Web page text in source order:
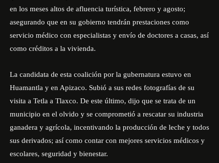
en los meses altos de afluencia turística, febrero y agosto;
asegurando que en su gobierno tendrán prestaciones como
servicio médico con especialistas y envío de doctores a casas, así
como créditos a la vivienda.
La candidata de esta coalición por la gubernatura estuvo en
Huamantla y en Apizaco. Subió a sus redes fotografías de su
visita a Tetla a Tlaxco. De este último, dijo que se trata de un
municipio en el olvido y se comprometió a rescatar su industria
ganadera y agrícola, incentivando la producción de leche y todos
sus derivados; así como contar con mejores servicios médicos y
escolares, seguridad y bienestar.